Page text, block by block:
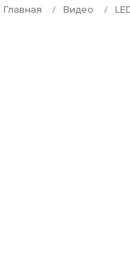
Главная
Видео